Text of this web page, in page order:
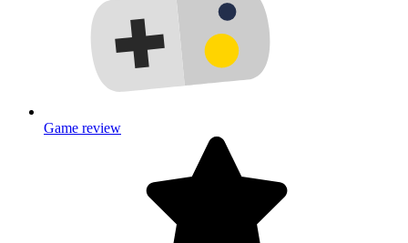
Game review